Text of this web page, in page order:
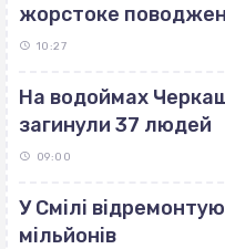
жорстоке
10:27
На водоймах
загинули 37 людей
09:00
У Смілі
мільйонів